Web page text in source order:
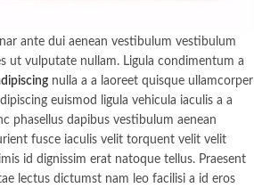
ante dui aenean vestibulum vestibulum
ut vulputate nullam. Ligula condimentum a
nulla a a laoreet quisque ullamcorper
euismod ligula vehicula iaculis a a
phasellus dapibus vestibulum aenean
fusce iaculis velit torquent velit velit
id dignissim erat natoque tellus. Praesent
lectus dictumst nam leo facilisi a id eros